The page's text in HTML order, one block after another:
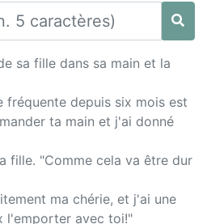
sa fille dans sa main et la
fréquente depuis six mois est
ta main et j'ai donné
fille. "Comme cela va être dur
ma chérie, et j'ai une
l'emporter avec toi!"